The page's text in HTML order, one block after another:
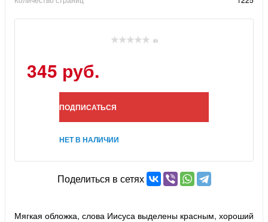
(0)
345 руб.
ПОДПИСАТЬСЯ
НЕТ В НАЛИЧИИ
Поделиться в сетях
Мягкая обложка, слова Иисуса выделены красным, хороший